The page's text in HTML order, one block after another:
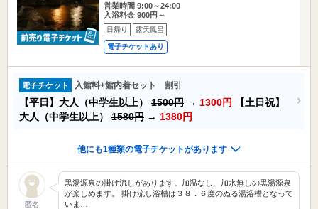
営業時間 9:00～24:00
入浴料金 900円～
日帰り 露天風呂
電子チケットあり
電子チケット 入館料+館内着セット 割引
【平日】大人（中学生以上） 1500円 → 1300円
【土日祝】
大人（中学生以上） 1580円 → 1380円
他にも1種類の電子チケットがあります
匿名
黒湯源泉の掛け流しがあります。加温なし、加水無しの黒湯源泉
が楽しめます。 掛け流し浴槽は３８．６度のぬる湯浴槽となって
いま…